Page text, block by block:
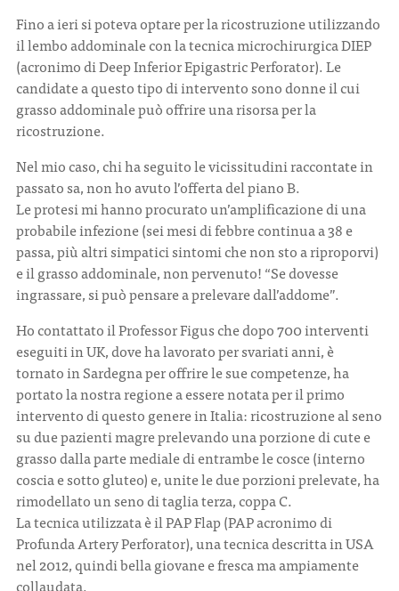
Fino a ieri si poteva optare per la ricostruzione utilizzando
il lembo addominale con la tecnica microchirurgica DIEP
(acronimo di Deep Inferior Epigastric Perforator). Le
candidate a questo tipo di intervento sono donne il cui
grasso addominale può offrire una risorsa per la
ricostruzione.
Nel mio caso, chi ha seguito le vicissitudini raccontate in
passato sa, non ho avuto l’offerta del piano B.
Le protesi mi hanno procurato un’amplificazione di una
probabile infezione (sei mesi di febbre continua a 38 e
passa, più altri simpatici sintomi che non sto a riproporvi)
e il grasso addominale, non pervenuto! “Se dovesse
ingrassare, si può pensare a prelevare dall’addome”.
Ho contattato il Professor Figus che dopo 700 interventi
eseguiti in UK, dove ha lavorato per svariati anni, è
tornato in Sardegna per offrire le sue competenze, ha
portato la nostra regione a essere notata per il primo
intervento di questo genere in Italia: ricostruzione al seno
su due pazienti magre prelevando una porzione di cute e
grasso dalla parte mediale di entrambe le cosce (interno
coscia e sotto gluteo) e, unite le due porzioni prelevate, ha
rimodellato un seno di taglia terza, coppa C.
La tecnica utilizzata è il PAP Flap (PAP acronimo di
Profunda Artery Perforator), una tecnica descritta in USA
nel 2012, quindi bella giovane e fresca ma ampiamente
collaudata.